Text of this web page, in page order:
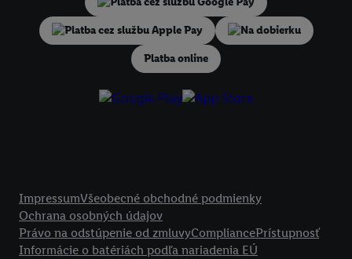
Na dobierku
Platba online
ImpressumVšeobecné obchodné podmienky
Ochrana osobných údajov
Právo na odstúpenie od zmluvyCompliancePrístupnosť
Informácie o batériách podľa nariadenia EÚ
V časti "Prispôsobiť
" môžete povoliť jednotlivé účely a nájsť ďalšie
podmienkach spracúvania osobných údajov.
Odmietnuť" môžete povoliť iba používanie
technológií. Kliknutím na "Súhlasím" vyjadríte súhlas so spracúvaním
vyššie uvedené účely. Ďalšie informácie vrátane informácií o dobe